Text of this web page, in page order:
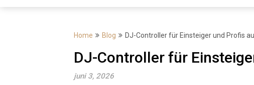
Home Blog DJ-Controller für Einsteiger und Profis
DJ-Controller für
juni 3, 2026